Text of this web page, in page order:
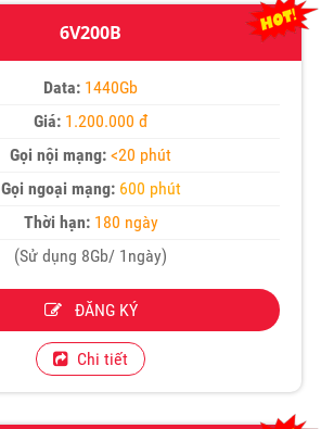
6V200B
Data: 1440Gb
Giá: 1.200.000 đ
Gọi nội mạng: <20 phút
Gọi ngoại mạng: 600 phút
Thời hạn:180 ngày
(Sử dụng 8Gb/ 1ngày)
ĐĂNG KÝ
Chi tiết